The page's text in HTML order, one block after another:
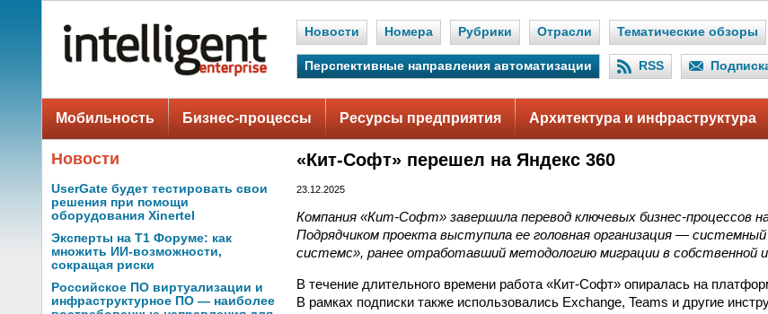
Новости Номера Рубрики Отрасли Тематические обзоры
Перспективные направления автоматизации RSS
Мобильность Бизнес-процессы Ресурсы предприятия Архитектура и инфраструктура
Новости
UserGate будет тестировать свои
решения при помощи
оборудования Xinertel
Эксперты на Т1 Форуме: как
множить ИИ-возможности,
сокращая риски
Российское ПО виртуализации и
инфраструктурное ПО — наиболее
«Кит-Софт» перешел на Яндекс 360
23.12.2025
Компания «Кит-Софт» завершила перевод ключевых бизнес-процессов
Подрядчиком проекта выступила ее головная организация —
системс», ранее отработавший методологию миграции в собственной
В течение длительного времени работа «Кит-Софт» опиралась на
В рамках подписки также использовались Exchange, Teams и другие